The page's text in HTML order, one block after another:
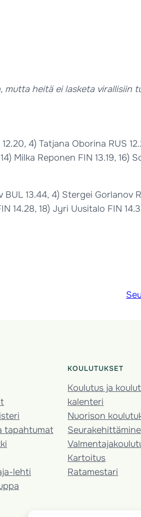
mutta heitä ei lasketa virallisiin
4) Tatjana Oborina RUS
Milka Reponen FIN 13.19, 16)
13.44, 4) Stergei Gorlanov
14.28, 18) Jyri Uusitalo FIN
tapahtumat
lehti
KOULUTUKSET
Koulutus ja
kalenteri
Nuorison
Kartoitus
Ratamestari